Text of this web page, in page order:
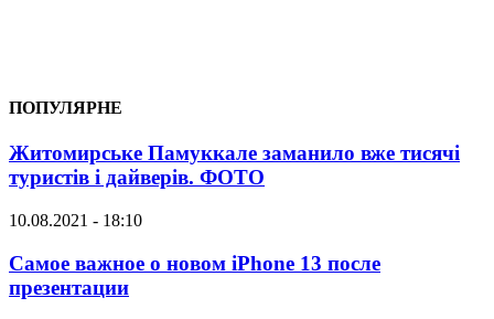
ПОПУЛЯРНЕ
Житомирське Памуккале заманило вже тисячі
туристів і дайверів. ФОТО
10.08.2021 - 18:10
Самое важное о новом iPhone 13 после
презентации